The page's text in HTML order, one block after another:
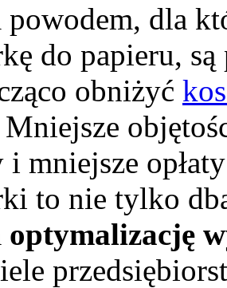
dla
do papieru,
obniżyć
i mniejsze
to nie tylko
optymalizację